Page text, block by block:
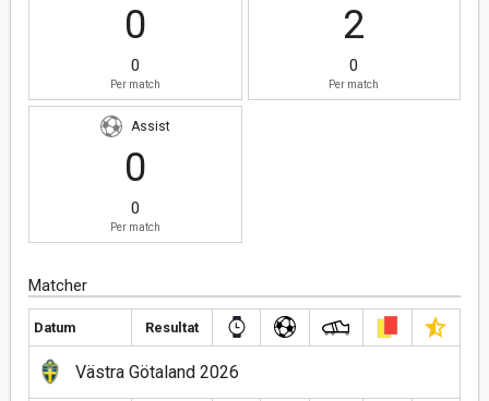
0
0
Per match
2
0
Per match
Assist
0
0
Per match
Matcher
Datum Resultat
Västra Götaland 2026